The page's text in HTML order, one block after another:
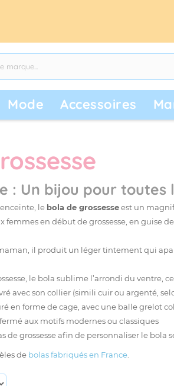
Mode Accessoires
: Un bijou pour
le bola de grossesseest un
en début de grossesse, en guise de
il produit un léger tintement qui
le bola sublime l’arrondi du ventre,
avec son collier (simili cuir ou argenté,
en forme de cage, avec une balle grelot
aux motifs modernes ou classiques
de grossesseafin de personnaliser le bola
de bolas fabriqués en France